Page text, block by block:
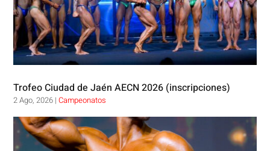
Trofeo Ciudad de Jaén AECN 2026 (inscripciones)
2 Ago, 2026 |Campeonatos